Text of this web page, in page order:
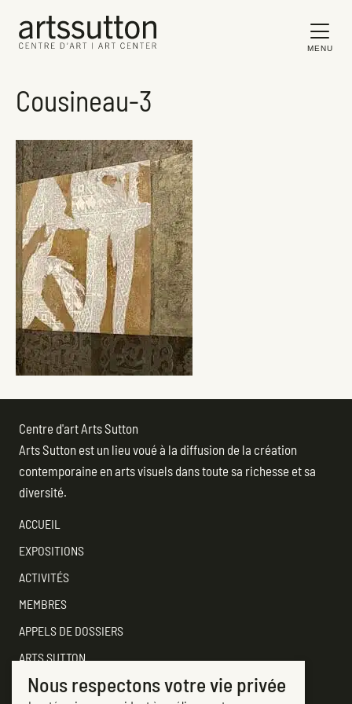
MENU
Cousineau-3
Centre d'art Arts Sutton
Arts Sutton est un lieu voué à la diffusion de la création
contemporaine en arts visuels dans toute sa richesse et sa
diversité.
ACCUEIL
EXPOSITIONS
ACTIVITÉS
MEMBRES
APPELS DE DOSSIERS
ARTS SUTTON
SOUTENEZ
Nous respectons votre vie privée